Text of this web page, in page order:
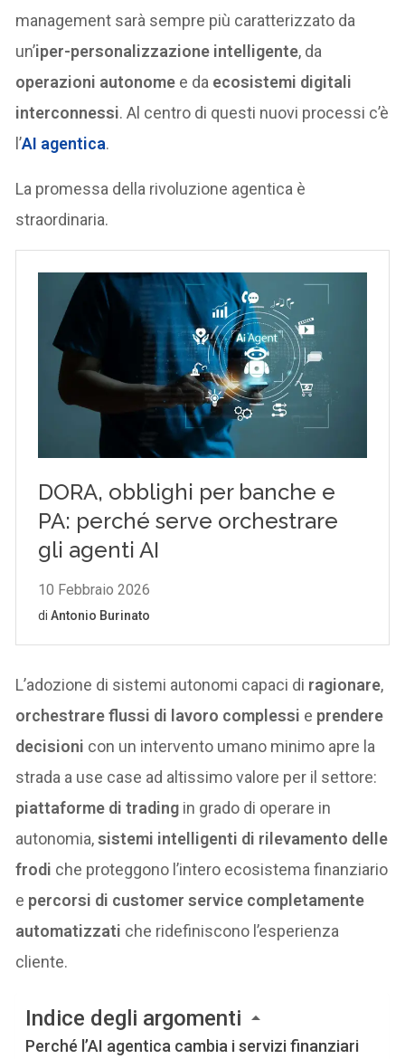
management sarà sempre più caratterizzato da
un’iper-personalizzazione intelligente, da
operazioni autonome e da ecosistemi digitali
interconnessi. Al centro di questi nuovi processi c’è
l’AI agentica.
La promessa della rivoluzione agentica è
straordinaria.
L’adozione di sistemi autonomi capaci di ragionare,
orchestrare flussi di lavoro complessi e prendere
decisioni con un intervento umano minimo apre la
strada a use case ad altissimo valore per il settore:
piattaforme di trading in grado di operare in
autonomia,sistemi intelligenti di rilevamento delle
frodi che proteggono l’intero ecosistema finanziario
e percorsi di customer service completamente
automatizzati che ridefiniscono l’esperienza
cliente.
Indice degli argomenti
Perché l’AI agentica cambia i servizi finanziari